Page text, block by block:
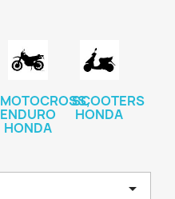
MOTOCROSS,
ENDURO
HONDA
SCOOTERS
HONDA
